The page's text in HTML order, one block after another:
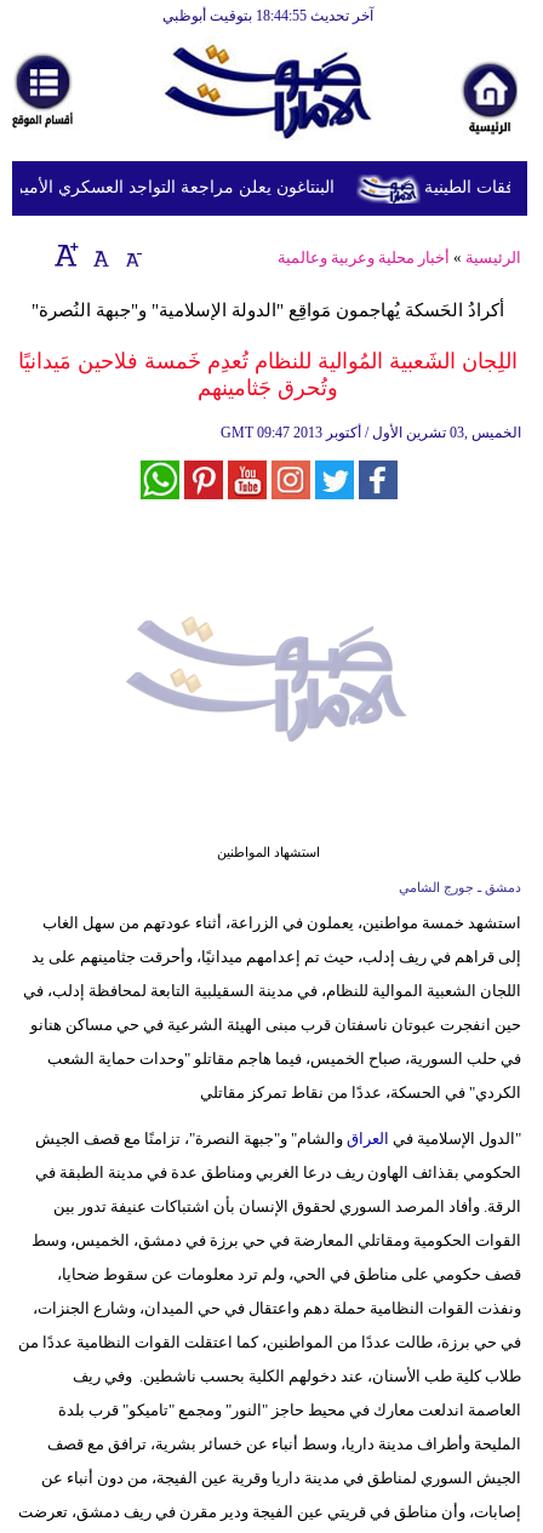
آخر تحديث 18:44:55 بتوقيت أبوظبي
أخبارعاجلة
رياضة
ثقافة
إقتصاد
وموسيقى
علوم
وتكنولوجيا
أبراج
فيديو
سيارات
البنتاغون يعلن مراجعة التواجد العسكري الأميركي
الرئيسية » أخبار محلية وعربية وعالمية
أكرادُ الحَسكة يُهاجمون مَواقِع "الدولة الإسلامية" و"جبهة النُصرة"
اللِجان الشَعبية المُوالية للنظام تُعدِم خَمسة فلاحين مَيدانيًا
وتُحرق جَثامينهم
GMT 09:47 2013 الخميس ,03 تشرين الأول / أكتوبر
استشهاد المواطنين
دمشق ـ جورج الشامي
استشهد خمسة مواطنين، يعملون في الزراعة، أثناء عودتهم من سهل الغاب
إلى قراهم في ريف إدلب، حيث تم إعدامهم ميدانيًا، وأحرقت جثامينهم على يد
اللجان الشعبية الموالية للنظام، في مدينة السقيلبية التابعة لمحافظة إدلب، في
حين انفجرت عبوتان ناسفتان قرب مبنى الهيئة الشرعية في حي مساكن هنانو
في حلب السورية، صباح الخميس، فيما هاجم مقاتلو "وحدات حماية الشعب
الكردي" في الحسكة، عددًا من نقاط تمركز مقاتلي
"الدول الإسلامية في العراق والشام" و"جبهة النصرة"، تزامنًا مع قصف الجيش
الحكومي بقذائف الهاون ريف درعا الغربي ومناطق عدة في مدينة الطبقة في
الرقة. وأفاد المرصد السوري لحقوق الإنسان بأن اشتباكات عنيفة تدور بين
القوات الحكومية ومقاتلي المعارضة في حي برزة في دمشق، الخميس، وسط
قصف حكومي على مناطق في الحي، ولم ترد معلومات عن سقوط ضحايا،
ونفذت القوات النظامية حملة دهم واعتقال في حي الميدان، وشارع الجنزات،
في حي برزة، طالت عددًا من المواطنين، كما اعتقلت القوات النظامية عددًا من
طلاب كلية طب الأسنان، عند دخولهم الكلية بحسب ناشطين. وفي ريف
العاصمة اندلعت معارك في محيط حاجز "النور" ومجمع "تاميكو" قرب بلدة
المليحة وأطراف مدينة داريا، وسط أنباء عن خسائر بشرية، ترافق مع قصف
الجيش السوري لمناطق في مدينة داريا وقرية عين الفيجة، من دون أنباء عن
إصابات، وأن مناطق في قريتي عين الفيجة ودير مقرن في ريف دمشق، تعرضت